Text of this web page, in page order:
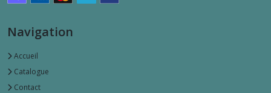
Navigation
Accueil
Catalogue
Contact